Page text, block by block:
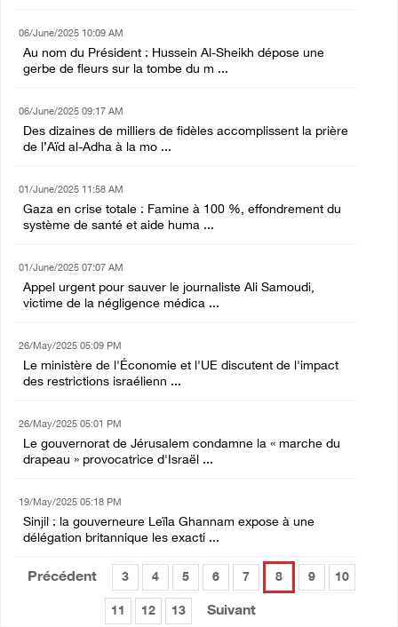
06/June/2025 10:09 AM
Au nom du Président : Hussein Al-Sheikh dépose une
gerbe de fleurs sur la tombe du m ...
06/June/2025 09:17 AM
Des dizaines de milliers de fidèles accomplissent la prière
de l’Aïd al-Adha à la mo ...
01/June/2025 11:58 AM
Gaza en crise totale : Famine à 100 %, effondrement du
système de santé et aide huma ...
01/June/2025 07:07 AM
Appel urgent pour sauver le journaliste Ali Samoudi,
victime de la négligence médica ...
26/May/2025 05:09 PM
Le ministère de l'Économie et l'UE discutent de l'impact
des restrictions israélienn ...
26/May/2025 05:01 PM
Le gouvernorat de Jérusalem condamne la « marche du
drapeau » provocatrice d'Israël ...
19/May/2025 05:18 PM
Sinjil : la gouverneure Leïla Ghannam expose à une
délégation britannique les exacti ...
Précédent 3 4 5 6 7 8 9 10
11 12 13 Suivant